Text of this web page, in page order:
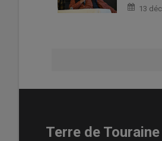
13
Terre de Touraine